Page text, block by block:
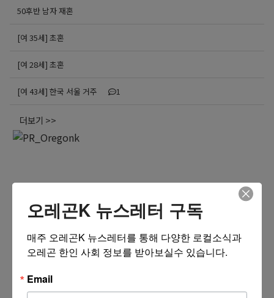
50후반 남자 재혼
[여 35세] 초혼
[여 28세] 초혼
[여 43세] 한국 서울 거주 1
더보기 >>
오레곤K 뉴스레터 구독
매주 오레곤K 뉴스레터를 통해 다양한 로컬소식과
오레곤 한인 사회 정보를 받아보실수 있습니다.
Email